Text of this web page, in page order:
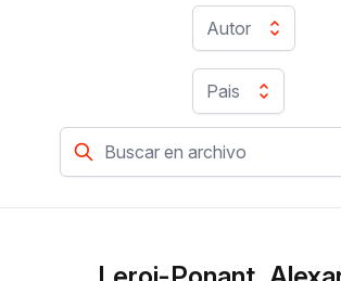
Autor
Pais